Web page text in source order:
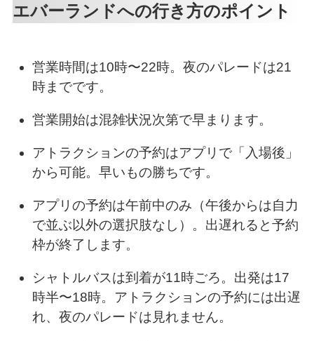
エバーランドへの行き方のポイント
営業時間は10時〜22時。夜のパレードは21
時までです。
営業開始は混雑状況次第で早まります。
アトラクションの予約はアプリで「入場後」
から可能。早いもの勝ちです。
アプリの予約は午前中のみ（午後からは自力
で並ぶ以外の選択肢なし）。出遅れると予約
枠が終了します。
シャトルバスは到着が11時ごろ。出発は17
時半〜18時。アトラクションの予約には出遅
れ、夜のパレードは見れません。